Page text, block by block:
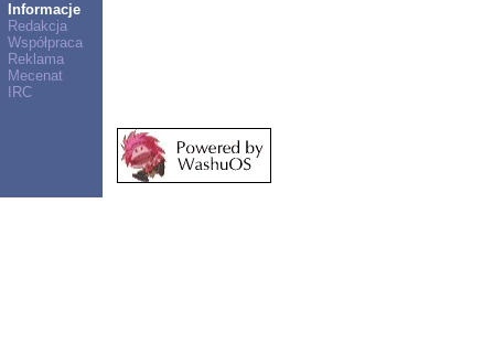
Informacje
Redakcja
Współpraca
Reklama
Mecenat
IRC